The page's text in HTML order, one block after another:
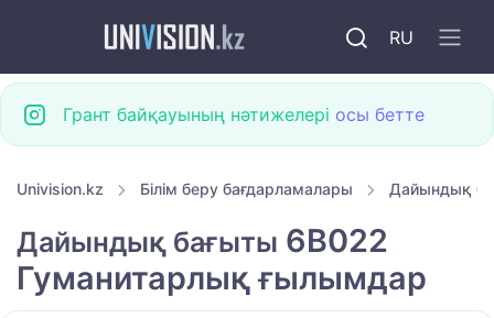
RU
Грант байқауының нәтижелері осы бетте
Univision.kz Білім беру бағдарламалары Дайындық
Дайындық бағыты 6B022
Гуманитарлық ғылымдар